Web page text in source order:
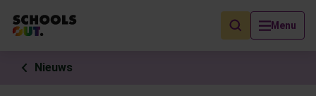
Menu
Als de resultaten voor automatisch aanvullen beschikbaar zijn,
Nieuws